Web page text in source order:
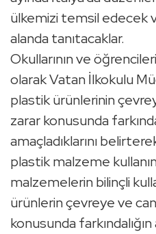
ülkemizi temsil edecek
alanda tanıtacaklar.
Okullarının ve
olarak Vatan İlkokulu
plastik ürünlerinin
zarar konusunda
amaçladıklarını
plastik malzeme
malzemelerin bilinçli
ürünlerin çevreye ve
konusunda farkındalığın